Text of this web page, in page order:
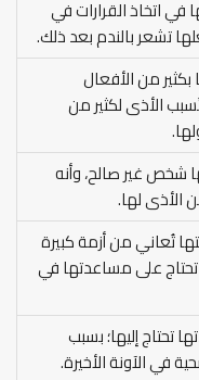
في اتخاذ القرارات في
تشعر بالندم بعد ذلك.
من الأفعال
الأذى لكثير من
شخص غير صالح، وأنه
الأذى لها.
تُعاني من أزمة كبيرة
تحتاج على مساعدتها في
تحتاج إليها؛ بسبب
في الآونة الأخيرة.